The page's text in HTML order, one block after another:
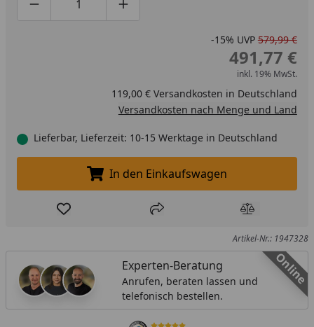
Produktmenge um eins verringern
Produktmenge manuell eingeben
Produktmenge um eins erhöhen
-15% UVP 579,99 €
491,77 €
inkl. 19% MwSt.
119,00 € Versandkosten in Deutschland
Versandkosten nach Menge und Land
Lieferbar, Lieferzeit: 10-15 Werktage in Deutschland
In den Einkaufswagen legen
In den Einkaufswagen
Produkt zur Wunschliste hinzufügen
Teilen Produkt
Artikel-Nr.: 1947328
Online
Experten-Beratung
Anrufen, beraten lassen und
telefonisch bestellen.